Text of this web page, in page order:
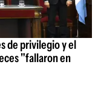
de privilegio y el
"fallaron en